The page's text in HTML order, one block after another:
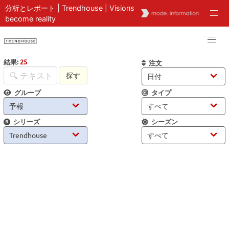
分析とレポート | Trendhouse | Visions
become reality
結果:25
探す
注文
グループ タイプ
シリーズ シーズン